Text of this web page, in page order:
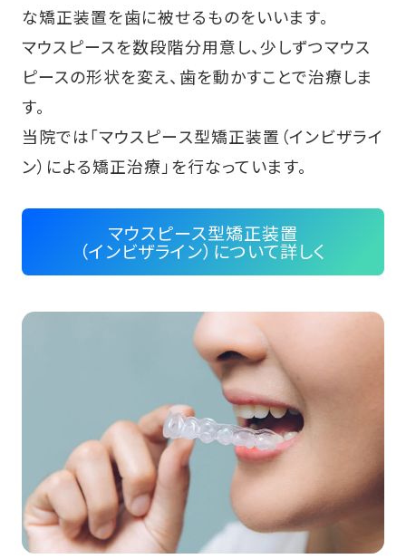
な矯正装置を歯に被せるものをいいます。
マウスピースを数段階分用意し、少しずつマウス
ピースの形状を変え、歯を動かすことで治療しま
す。
当院では「マウスピース型矯正装置（インビザライ
ン）による矯正治療」を行なっています。
マウスピース型矯正装置
（インビザライン）について詳しく